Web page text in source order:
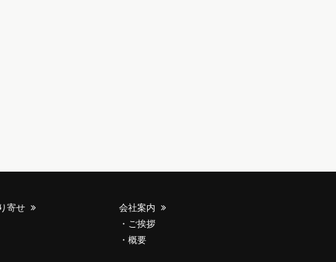
寄せ
会社案内
ご挨拶
概要